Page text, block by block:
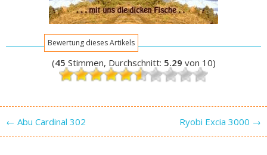
Bewertung dieses Artikels
(45 Stimmen, Durchschnitt: 5.29 von 10)
Post navigation
← Abu Cardinal 302 Ryobi Excia 3000 →